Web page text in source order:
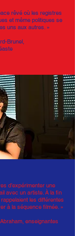
rêvé où les registres
et même politiques se
uns aux autres. »
Brunel,
d’expérimenter une
avec un artiste. À la fin
les différentes
à la séquence filmée. »
enseignantes